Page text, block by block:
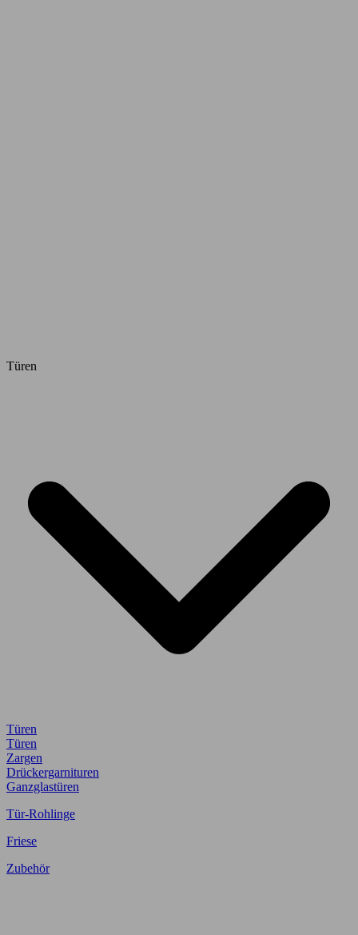
Türen
Türen
Türen
Zargen
Drückergarnituren
Ganzglastüren
Tür-Rohlinge
Friese
Zubehör